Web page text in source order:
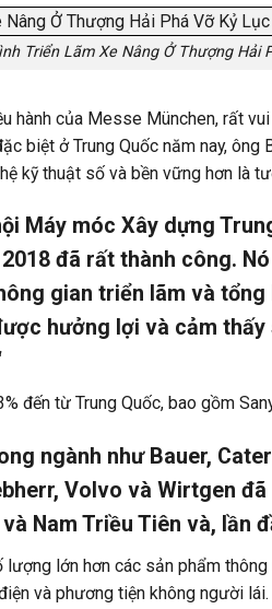
Triển Lãm Xe Nâng Ở Thượng Hải
hành của Messe München, rất
biệt ở Trung Quốc năm nay, ông
kỹ thuật số và bền vững hơn là
Máy móc Xây dựng
2018 đã rất thành công.
gian triển lãm và
hưởng lợi và cảm
đến từ Trung Quốc, bao gồm
ngành như Bauer,
Volvo và Wirtgen
Nam Triều Tiên và, lần
lớn hơn các sản phẩm
và phương tiện không người lái.